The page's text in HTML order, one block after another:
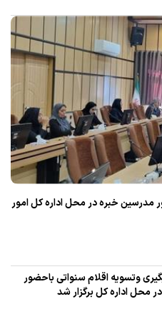
خبره در محل اداره كل امور
وتسویه اقلام سنواتی باحضور
محل اداره كل برگزار شد